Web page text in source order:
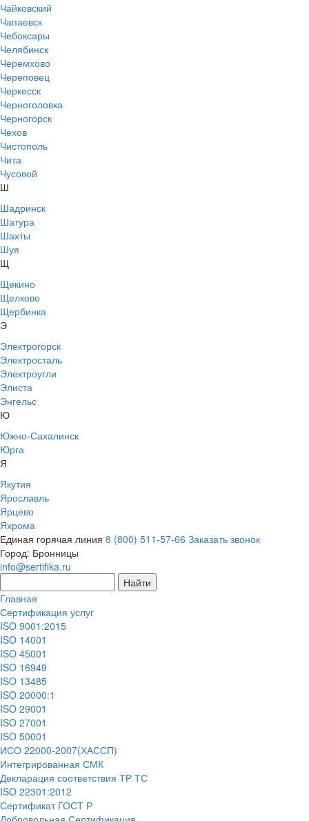
Чайковский
Чапаевск
Чебоксары
Челябинск
Черемхово
Череповец
Черкесск
Черноголовка
Черногорск
Чехов
Чистополь
Чита
Чусовой
Ш
Шадринск
Шатура
Шахты
Шуя
Щ
Щекино
Щелково
Щербинка
Э
Электрогорск
Электросталь
Электроугли
Элиста
Энгельс
Ю
Южно-Сахалинск
Юрга
Я
Якутия
Ярославль
Ярцево
Яхрома
Единая горячая линия 8 (800) 511-57-66 Заказать звонок
Город: Бронницы
info@sertifika.ru
Главная
Сертификация услуг
ISO 9001:2015
ISO 14001
ISO 45001
ISO 16949
ISO 13485
ISO 20000:1
ISO 29001
ISO 27001
ISO 50001
ИСО 22000-2007(ХАССП)
Интегрированная СМК
Декларация соответствия ТР ТС
ISO 22301:2012
Сертификат ГОСТ Р